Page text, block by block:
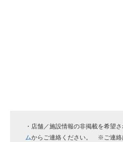
・店舗／施設情報の非掲載を希望さ
ムからご連絡ください。 ※ご連絡